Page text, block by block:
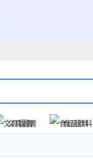
文具圖書 食品飲料